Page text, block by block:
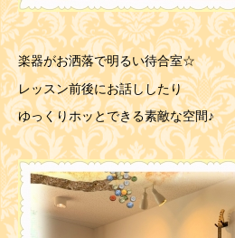
楽器がお洒落で明るい待合室☆
レッスン前後にお話ししたり
ゆっくりホッとできる素敵な空間♪